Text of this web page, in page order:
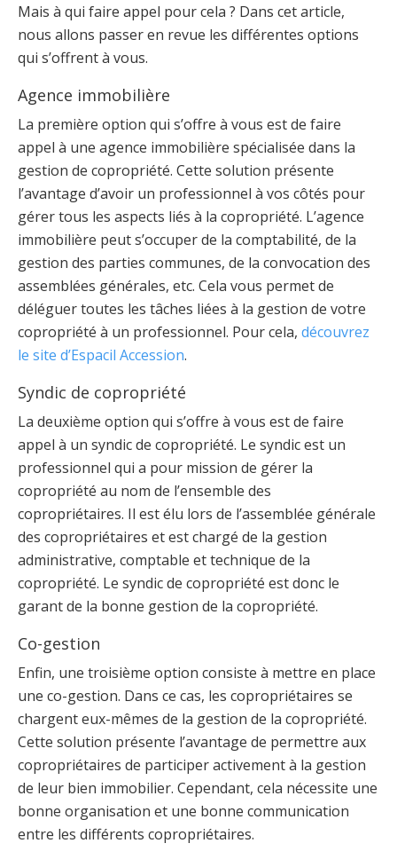
Mais à qui faire appel pour cela ? Dans cet article,
nous allons passer en revue les différentes options
qui s’offrent à vous.
Agence immobilière
La première option qui s’offre à vous est de faire
appel à une agence immobilière spécialisée dans la
gestion de copropriété. Cette solution présente
l’avantage d’avoir un professionnel à vos côtés pour
gérer tous les aspects liés à la copropriété. L’agence
immobilière peut s’occuper de la comptabilité, de la
gestion des parties communes, de la convocation des
assemblées générales, etc. Cela vous permet de
déléguer toutes les tâches liées à la gestion de votre
copropriété à un professionnel. Pour cela, découvrez
le site d’Espacil Accession.
Syndic de copropriété
La deuxième option qui s’offre à vous est de faire
appel à un syndic de copropriété. Le syndic est un
professionnel qui a pour mission de gérer la
copropriété au nom de l’ensemble des
copropriétaires. Il est élu lors de l’assemblée générale
des copropriétaires et est chargé de la gestion
administrative, comptable et technique de la
copropriété. Le syndic de copropriété est donc le
garant de la bonne gestion de la copropriété.
Co-gestion
Enfin, une troisième option consiste à mettre en place
une co-gestion. Dans ce cas, les copropriétaires se
chargent eux-mêmes de la gestion de la copropriété.
Cette solution présente l’avantage de permettre aux
copropriétaires de participer activement à la gestion
de leur bien immobilier. Cependant, cela nécessite une
bonne organisation et une bonne communication
entre les différents copropriétaires.